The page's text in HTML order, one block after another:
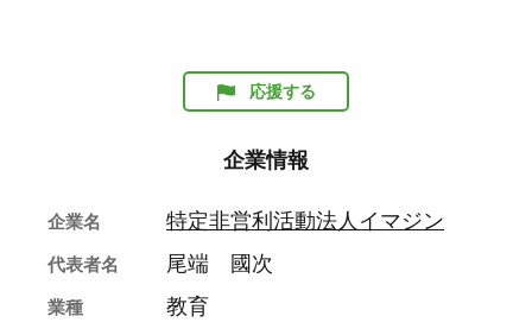
応援する
企業情報
企業名 特定非営利活動法人イマジン
代表者名 尾端 國次
業種 教育